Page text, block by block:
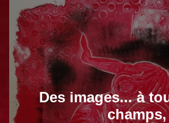
Des images... à
champs,